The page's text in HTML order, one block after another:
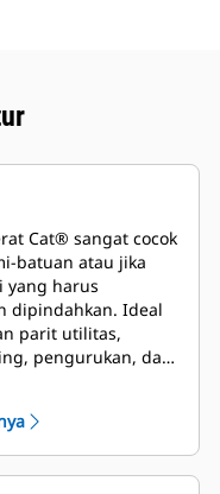
Cat® sangat cocok
batuan atau jika
yang harus
dipindahkan. Ideal
parit utilitas,
pengurukan, dan